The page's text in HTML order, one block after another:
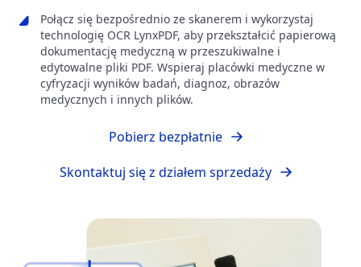
Połącz się bezpośrednio ze skanerem i wykorzystaj
technologię OCR LynxPDF, aby przekształcić papierową
dokumentację medyczną w przeszukiwalne i
edytowalne pliki PDF. Wspieraj placówki medyczne w
cyfryzacji wyników badań, diagnoz, obrazów
medycznych i innych plików.
Pobierz bezpłatnie
Skontaktuj się z działem sprzedaży